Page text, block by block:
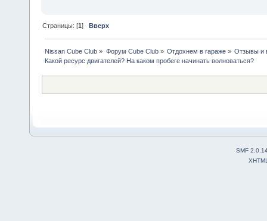
Страницы: [1] Вверх
Nissan Cube Club » Форум Cube Club» Отдохнем в гараже» Отзывы и
Какой ресурс двигателей? На каком пробеге начинать волноваться?
SMF